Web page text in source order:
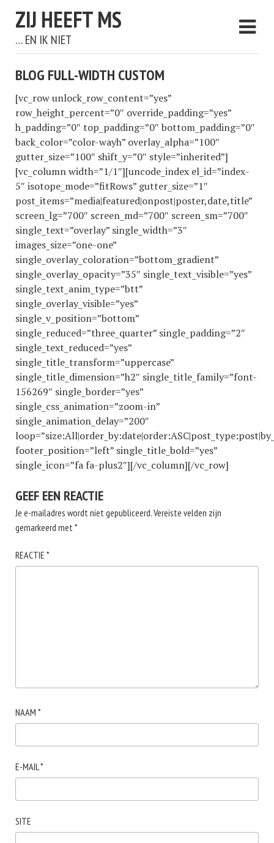
ZIJ HEEFT MS
… EN IK NIET
BLOG FULL-WIDTH CUSTOM
[vc_row unlock_row_content=”yes”
row_height_percent=”0″ override_padding=”yes”
h_padding=”0″ top_padding=”0″ bottom_padding=”0″
back_color=”color-wayh” overlay_alpha=”100″
gutter_size=”100″ shift_y=”0″ style=”inherited”]
[vc_column width=”1/1″][uncode_index el_id=”index-
5″ isotope_mode=”fitRows” gutter_size=”1″
post_items=”media|featured|onpost|poster,date,title”
screen_lg=”700″ screen_md=”700″ screen_sm=”700″
single_text=”overlay” single_width=”3″
images_size=”one-one”
single_overlay_coloration=”bottom_gradient”
single_overlay_opacity=”35″ single_text_visible=”yes”
single_text_anim_type=”btt”
single_overlay_visible=”yes”
single_v_position=”bottom”
single_reduced=”three_quarter” single_padding=”2″
single_text_reduced=”yes”
single_title_transform=”uppercase”
single_title_dimension=”h2″ single_title_family=”font-
156269″ single_border=”yes”
single_css_animation=”zoom-in”
single_animation_delay=”200″
footer_position=”left” single_title_bold=”yes”
single_icon=”fa fa-plus2″][/vc_column][/vc_row]
GEEF EEN REACTIE
Je e-mailadres wordt niet gepubliceerd.Vereiste velden zijn
gemarkeerd met*
REACTIE *
NAAM *
E-MAIL*
SITE